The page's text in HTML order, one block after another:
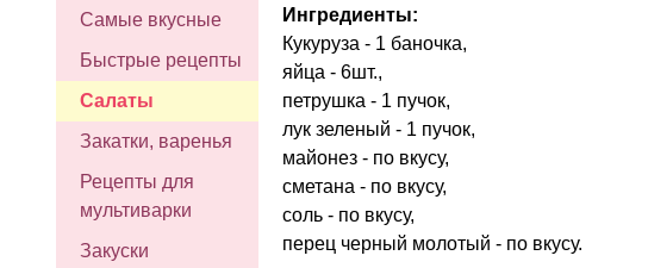
Самые вкусные
Быстрые рецепты
Салаты
Закатки, варенья
Рецепты для
мультиварки
Закуски
Ингредиенты:
Кукуруза - 1 баночка,
яйца - 6шт.,
петрушка - 1 пучок,
лук зеленый - 1 пучок,
майонез - по вкусу,
сметана - по вкусу,
соль - по вкусу,
перец черный молотый - по вкусу.